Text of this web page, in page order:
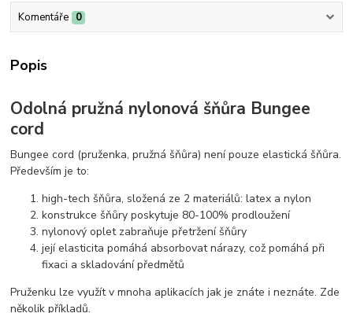
Komentáře 0
Popis
Odolná pružná nylonová šňůra Bungee
cord
Bungee cord (pruženka, pružná šňůra) není pouze elastická šňůra.
Především je to:
high-tech šňůra, složená ze 2 materiálů: latex a nylon
konstrukce šňůry poskytuje 80-100% prodloužení
nylonový oplet zabraňuje přetržení šňůry
její elasticita pomáhá absorbovat nárazy, což pomáhá při
fixaci a skladování předmětů
Pruženku lze využít v mnoha aplikacích jak je znáte i neznáte. Zde
několik příkladů.